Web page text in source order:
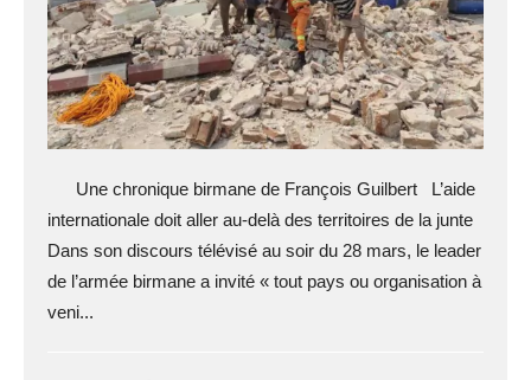
Une chronique birmane de François Guilbert L’aide
internationale doit aller au-delà des territoires de la junte
Dans son discours télévisé au soir du 28 mars, le leader
de l’armée birmane a invité « tout pays ou organisation à
veni...